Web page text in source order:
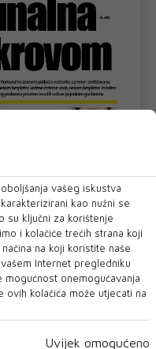
vašeg iskustva
kao nužni se
su ključni za korištenje
i kolačiće trećih strana koji
na koji koristite naše
Internet pregledniku
onemogućavanja
ovih kolačića može utjecati na
Uvijek omogućeno